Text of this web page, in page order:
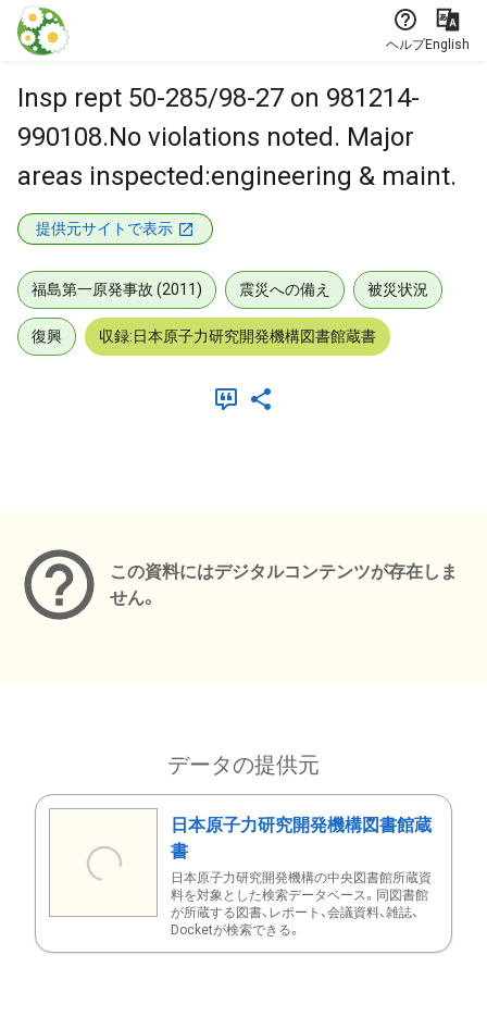
本文に飛ぶ
ヘルプEnglish
Insp rept 50-285/98-27 on 981214-
990108.No violations noted. Major
areas inspected:engineering & maint.
提供元サイトで表示
福島第一原発事故 (2011) 震災への備え 被災状況
復興 収録:日本原子力研究開発機構図書館蔵書
この資料にはデジタルコンテンツが存在しま
せん。
データの提供元
日本原子力研究開発機構図書館蔵
書
日本原子力研究開発機構の中央図書館所蔵資
料を対象とした検索データベース。同図書館
が所蔵する図書、レポート、会議資料、雑誌、
Docketが検索できる。